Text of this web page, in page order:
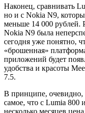
Наконец, сравнивать
но и с Nokia N9,
меньше 14 000 рублей.
Nokia N9 была
сегодня уже понятно,
«брошенная»
приложений будет
удобства и красоты
7.5.
В принципе, очевидно,
самое, что с Lumia 800
несколько месяцев